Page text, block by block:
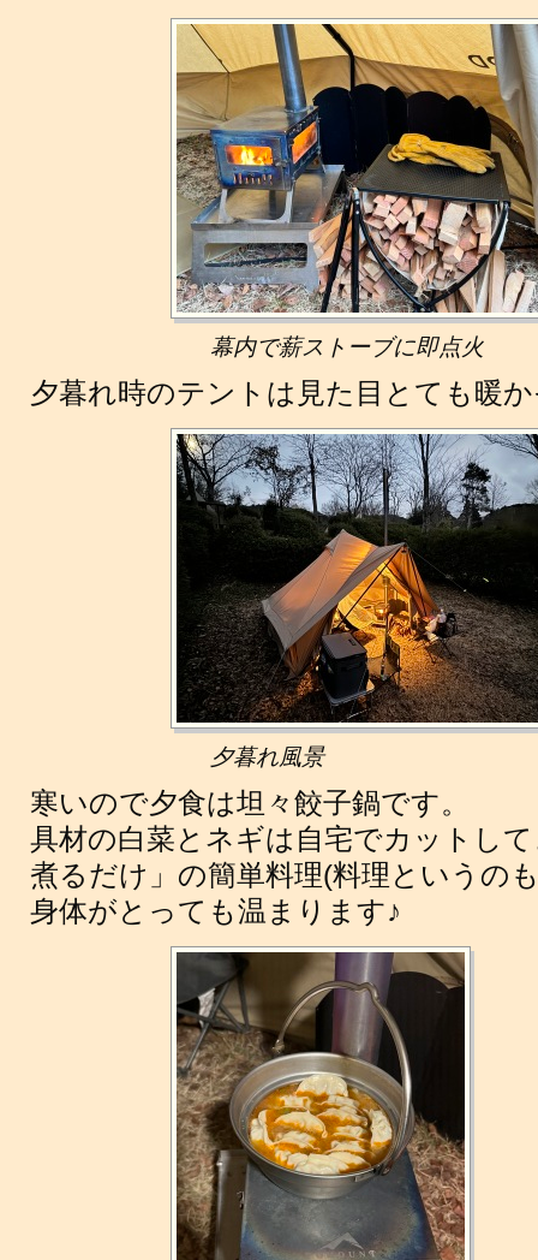
幕内で薪ストーブに即点火
夕暮れ時のテントは見た目とても暖
夕暮れ風景
寒いので夕食は坦々餃子鍋です。
具材の白菜とネギは自宅でカットし
煮るだけ」の簡単料理(料理というの
身体がとっても温まります♪